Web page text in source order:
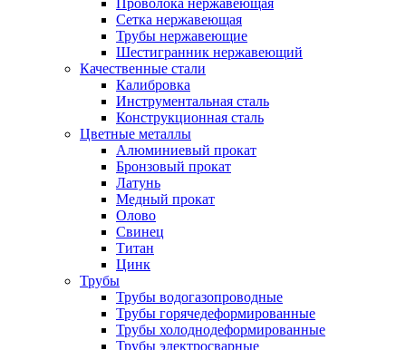
Проволока нержавеющая
Сетка нержавеющая
Трубы нержавеющие
Шестигранник нержавеющий
Качественные стали
Калибровка
Инструментальная сталь
Конструкционная сталь
Цветные металлы
Алюминиевый прокат
Бронзовый прокат
Латунь
Медный прокат
Олово
Свинец
Титан
Цинк
Трубы
Трубы водогазопроводные
Трубы горячедеформированные
Трубы холоднодеформированные
Трубы электросварные